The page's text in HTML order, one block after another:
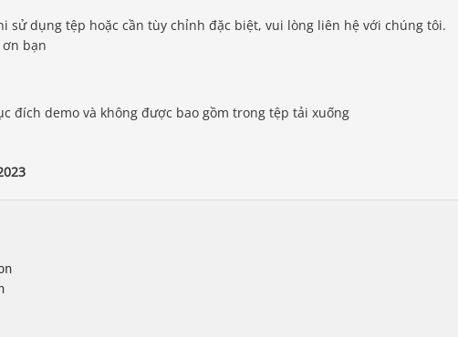
sử dụng tệp hoặc cần tùy chỉnh đặc biệt, vui lòng liên hệ với chúng tôi.
ơn bạn
đích demo và không được bao gồm trong tệp tải xuống